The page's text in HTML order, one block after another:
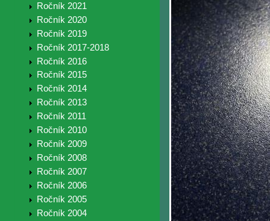
Ročník 2021
Ročník 2020
Ročník 2019
Ročník 2017-2018
Ročník 2016
Ročník 2015
Ročník 2014
Ročník 2013
Ročník 2011
Ročník 2010
Ročník 2009
Ročník 2008
Ročník 2007
Ročník 2006
Ročník 2005
Ročník 2004